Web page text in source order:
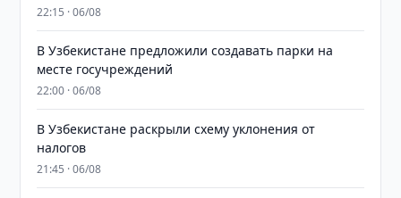
22:15 · 06/08
В Узбекистане предложили создавать парки на
месте госучреждений
22:00 · 06/08
В Узбекистане раскрыли схему уклонения от
налогов
21:45 · 06/08